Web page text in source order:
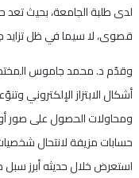
لدى طلبة الجامعة، بحيث تعد
قصوى، لا سيما في ظل تزايد
وقدّم د. محمد جاموس المختص
أشكال الابتزاز الإلكتروني
ومحاولات الحصول على صور
حسابات مزيفة لانتحال
استعرض خلال حديثه أبرز